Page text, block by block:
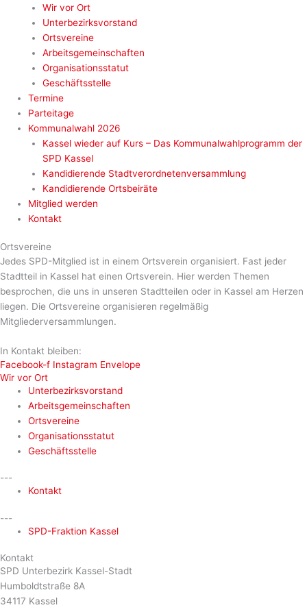
Wir vor Ort
Unterbezirksvorstand
Ortsvereine
Arbeitsgemeinschaften
Organisationsstatut
Geschäftsstelle
Termine
Parteitage
Kommunalwahl 2026
Kassel wieder auf Kurs – Das Kommunalwahlprogramm der
SPD Kassel
Kandidierende Stadtverordnetenversammlung
Kandidierende Ortsbeiräte
Mitglied werden
Kontakt
Ortsvereine
Jedes SPD-Mitglied ist in einem Ortsverein organisiert. Fast jeder
Stadtteil in Kassel hat einen Ortsverein. Hier werden Themen
besprochen, die uns in unseren Stadtteilen oder in Kassel am Herzen
liegen. Die Ortsvereine organisieren regelmäßig
Mitgliederversammlungen.
In Kontakt bleiben:
Facebook-f Instagram Envelope
Wir vor Ort
Unterbezirksvorstand
Arbeitsgemeinschaften
Ortsvereine
Organisationsstatut
Geschäftsstelle
---
Kontakt
---
SPD-Fraktion Kassel
Kontakt
SPD Unterbezirk Kassel-Stadt
Humboldtstraße 8A
34117 Kassel